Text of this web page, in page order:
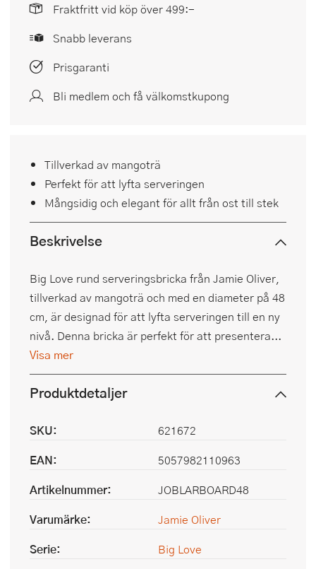
Fraktfritt vid köp över 499:-
Snabb leverans
Prisgaranti
Bli medlem och få välkomstkupong
Tillverkad av mangoträ
Perfekt för att lyfta serveringen
Mångsidig och elegant för allt från ost till stek
Beskrivelse
Big Love rund serveringsbricka från Jamie Oliver,
tillverkad av mangoträ och med en diameter på 48
cm, är designad för att lyfta serveringen till en ny
nivå. Denna bricka är perfekt för att presentera...
Visa mer
Produktdetaljer
SKU:
621672
EAN:
5057982110963
Artikelnummer:
JOBLARBOARD48
Varumärke:
Jamie Oliver
Serie:
Big Love